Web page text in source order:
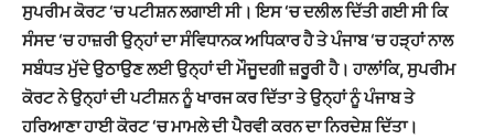
ਸੁਪਰੀਮ ਕੋਰਟ ‘ਚ ਪਟੀਸ਼ਨ ਲਗਾਈ ਸੀ। ਇਸ ‘ਚ ਦਲੀਲ ਦਿੱਤੀ ਗਈ ਸੀ ਕਿ
ਸੰਸਦ ‘ਚ ਹਾਜ਼ਰੀ ਉਨ੍ਹਾਂ ਦਾ ਸੰਵਿਧਾਨਕ ਅਧਿਕਾਰ ਹੈ ਤੇ ਪੰਜਾਬ ‘ਚ ਹੜ੍ਹਾਂ ਨਾਲ
ਸਬੰਧਤ ਮੁੱਦੇ ਉਠਾਉਣ ਲਈ ਉਨ੍ਹਾਂ ਦੀ ਮੌਜੂਦਗੀ ਜ਼ਰੂਰੀ ਹੈ। ਹਾਲਾਂਕਿ, ਸੁਪਰੀਮ
ਕੋਰਟ ਨੇ ਉਨ੍ਹਾਂ ਦੀ ਪਟੀਸ਼ਨ ਨੂੰ ਖਾਰਜ ਕਰ ਦਿੱਤਾ ਤੇ ਉਨ੍ਹਾਂ ਨੂੰ ਪੰਜਾਬ ਤੇ
ਹਰਿਆਣਾ ਹਾਈ ਕੋਰਟ ‘ਚ ਮਾਮਲੇ ਦੀ ਪੈਰਵੀ ਕਰਨ ਦਾ ਨਿਰਦੇਸ਼ ਦਿੱਤਾ।